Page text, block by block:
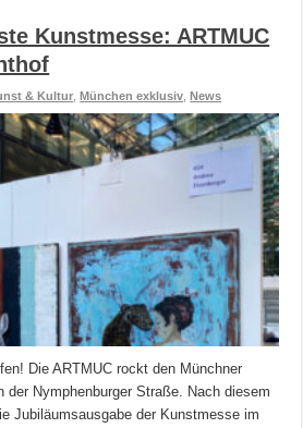
Kunstmesse: ARTMUC
& Kultur ,München exklusiv ,News
Die ARTMUC rockt den Münchner
der Nymphenburger Straße. Nach diesem
Jubiläumsausgabe der Kunstmesse im